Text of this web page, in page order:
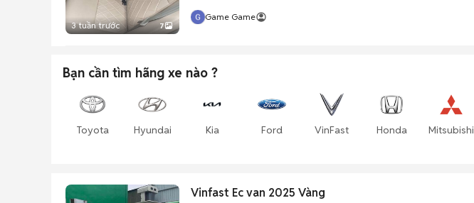
3 tuần trước 7
Game Game
Bạn cần tìm hãng xe nào ?
Toyota Hyundai Kia Ford VinFast Honda Mitsubishi
Vinfast Ec van 2025 Vàng